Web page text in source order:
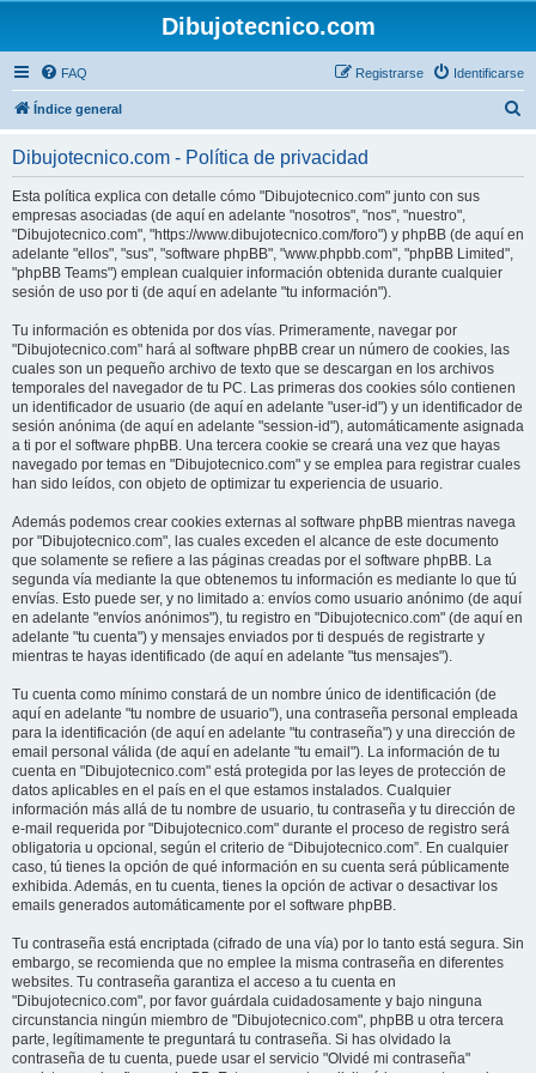
Dibujotecnico.com
FAQ Identificarse
Registrarse
Índice general
Dibujotecnico.com - Política de privacidad
Esta política explica con detalle cómo "Dibujotecnico.com" junto con sus
empresas asociadas (de aquí en adelante "nosotros", "nos", "nuestro",
"Dibujotecnico.com", "https://www.dibujotecnico.com/foro") y phpBB (de aquí en
adelante "ellos", "sus", "software phpBB", "www.phpbb.com", "phpBB Limited",
"phpBB Teams") emplean cualquier información obtenida durante cualquier
sesión de uso por ti (de aquí en adelante "tu información").
Tu información es obtenida por dos vías. Primeramente, navegar por
"Dibujotecnico.com" hará al software phpBB crear un número de cookies, las
cuales son un pequeño archivo de texto que se descargan en los archivos
temporales del navegador de tu PC. Las primeras dos cookies sólo contienen
un identificador de usuario (de aquí en adelante "user-id") y un identificador de
sesión anónima (de aquí en adelante "session-id"), automáticamente asignada
a ti por el software phpBB. Una tercera cookie se creará una vez que hayas
navegado por temas en "Dibujotecnico.com" y se emplea para registrar cuales
han sido leídos, con objeto de optimizar tu experiencia de usuario.
Además podemos crear cookies externas al software phpBB mientras navega
por "Dibujotecnico.com", las cuales exceden el alcance de este documento
que solamente se refiere a las páginas creadas por el software phpBB. La
segunda vía mediante la que obtenemos tu información es mediante lo que tú
envías. Esto puede ser, y no limitado a: envíos como usuario anónimo (de aquí
en adelante "envíos anónimos"), tu registro en "Dibujotecnico.com" (de aquí en
adelante "tu cuenta") y mensajes enviados por ti después de registrarte y
mientras te hayas identificado (de aquí en adelante "tus mensajes").
Tu cuenta como mínimo constará de un nombre único de identificación (de
aquí en adelante "tu nombre de usuario"), una contraseña personal empleada
para la identificación (de aquí en adelante "tu contraseña") y una dirección de
email personal válida (de aquí en adelante "tu email"). La información de tu
cuenta en "Dibujotecnico.com" está protegida por las leyes de protección de
datos aplicables en el país en el que estamos instalados. Cualquier
información más allá de tu nombre de usuario, tu contraseña y tu dirección de
e-mail requerida por "Dibujotecnico.com" durante el proceso de registro será
obligatoria u opcional, según el criterio de “Dibujotecnico.com”. En cualquier
caso, tú tienes la opción de qué información en su cuenta será públicamente
exhibida. Además, en tu cuenta, tienes la opción de activar o desactivar los
emails generados automáticamente por el software phpBB.
Tu contraseña está encriptada (cifrado de una vía) por lo tanto está segura. Sin
embargo, se recomienda que no emplee la misma contraseña en diferentes
websites. Tu contraseña garantiza el acceso a tu cuenta en
"Dibujotecnico.com", por favor guárdala cuidadosamente y bajo ninguna
circunstancia ningún miembro de "Dibujotecnico.com", phpBB u otra tercera
parte, legítimamente te preguntará tu contraseña. Si has olvidado la
contraseña de tu cuenta, puede usar el servicio "Olvidé mi contraseña"